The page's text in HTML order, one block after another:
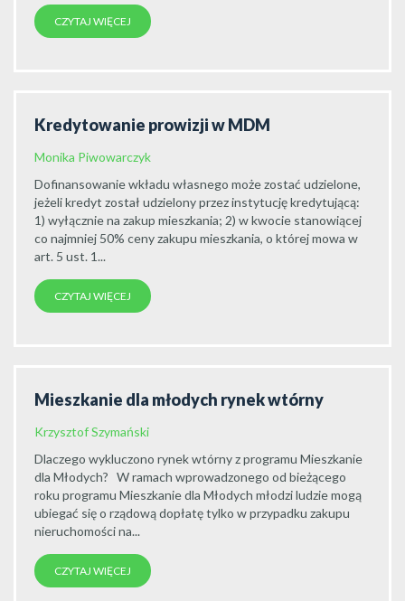
CZYTAJ WIĘCEJ
Kredytowanie prowizji w MDM
Monika Piwowarczyk
Dofinansowanie wkładu własnego może zostać udzielone,
jeżeli kredyt został udzielony przez instytucję kredytującą:
1) wyłącznie na zakup mieszkania; 2) w kwocie stanowiącej
co najmniej 50% ceny zakupu mieszkania, o której mowa w
art. 5 ust. 1...
CZYTAJ WIĘCEJ
Mieszkanie dla młodych rynek wtórny
Krzysztof Szymański
Dlaczego wykluczono rynek wtórny z programu Mieszkanie
dla Młodych? W ramach wprowadzonego od bieżącego
roku programu Mieszkanie dla Młodych młodzi ludzie mogą
ubiegać się o rządową dopłatę tylko w przypadku zakupu
nieruchomości na...
CZYTAJ WIĘCEJ